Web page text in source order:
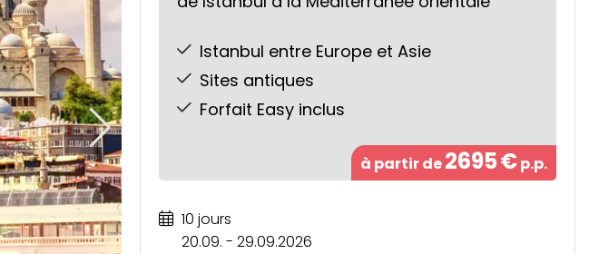
Istanbul entre Europe et Asie
Sites antiques
Forfait Easy inclus
à partir de2695€p.p.
10 jours
20.09. - 29.09.2026